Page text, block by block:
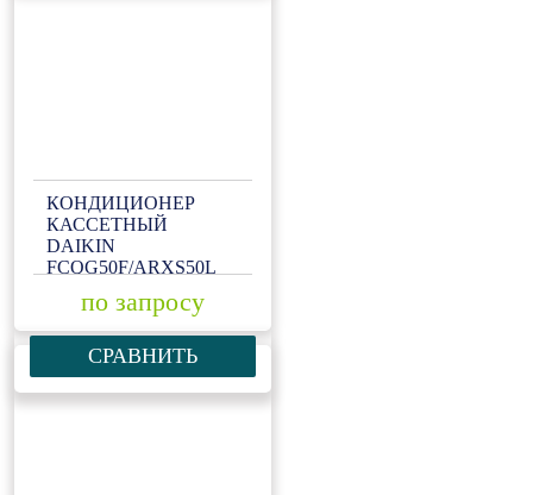
КОНДИЦИОНЕР
КАССЕТНЫЙ
DAIKIN
FCQG50F/ARXS50L
по запросу
СРАВНИТЬ